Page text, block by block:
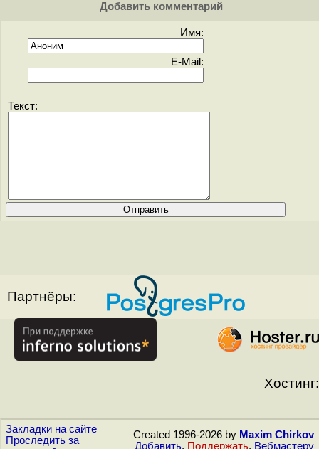
Добавить комментарий
Имя:
E-Mail:
Текст:
Партнёры:
Хостинг:
Закладки на сайте
Проследить за
Created 1996-2026 by Maxim Chirkov
Добавить, Поддержать, Вебмастеру